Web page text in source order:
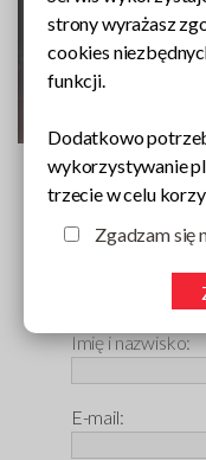
strony wyrażasz
cookies
funkcji.
Dodatkowo
wykorzystywanie
trzecie w celu
Zgadzam się
Imię i nazwisko:
E-mail: